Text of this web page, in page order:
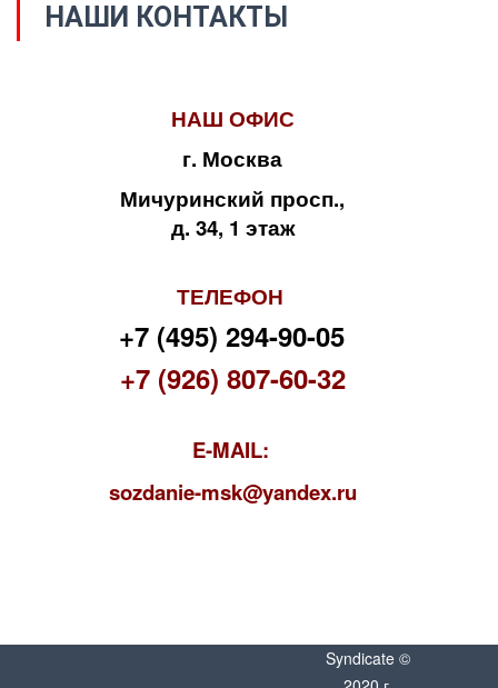
НАШИ КОНТАКТЫ
НАШ ОФИС
г. Москва
Мичуринский просп.,
д. 34, 1 этаж
ТЕЛЕФОН
+7 (495) 294-90-05
+7 (926) 807-60-32
E-MAIL:
sozdanie-msk@yandex.ru
Syndicate ©